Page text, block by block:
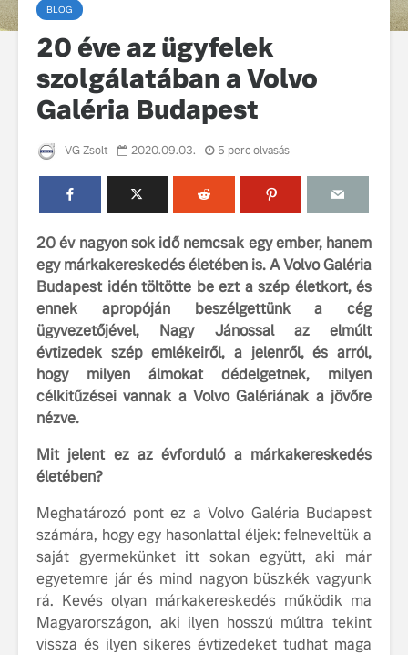
BLOG
20 éve az ügyfelek
szolgálatában a Volvo
Galéria Budapest
VG Zsolt 2020.09.03. 5 perc olvasás
20 év nagyon sok idő nemcsak egy ember, hanem
egy márkakereskedés életében is. A Volvo Galéria
Budapest idén töltötte be ezt a szép életkort, és
ennek apropóján beszélgettünk a cég
ügyvezetőjével, Nagy Jánossal az elmúlt
évtizedek szép emlékeiről, a jelenről, és arról,
hogy milyen álmokat dédelgetnek, milyen
célkitűzései vannak a Volvo Galériának a jövőre
nézve.
Mit jelent ez az évforduló a márkakereskedés
életében?
Meghatározó pont ez a Volvo Galéria Budapest
számára, hogy egy hasonlattal éljek: felneveltük a
saját gyermekünket itt sokan együtt, aki már
egyetemre jár és mind nagyon büszkék vagyunk
rá. Kevés olyan márkakereskedés működik ma
Magyarországon, aki ilyen hosszú múltra tekint
vissza és ilyen sikeres évtizedeket tudhat maga
Volvo élmények a
Lajvér Pikniken
Milliók számára lett
elérhető a Volvo
Car UX élmény
Az új Volvo EX60 új
A Volvo
bemutatja
gondosan
amelynek
Az autó,
ismerje
tisztán
Volvo
A Volvo
Country:
képes,
jut